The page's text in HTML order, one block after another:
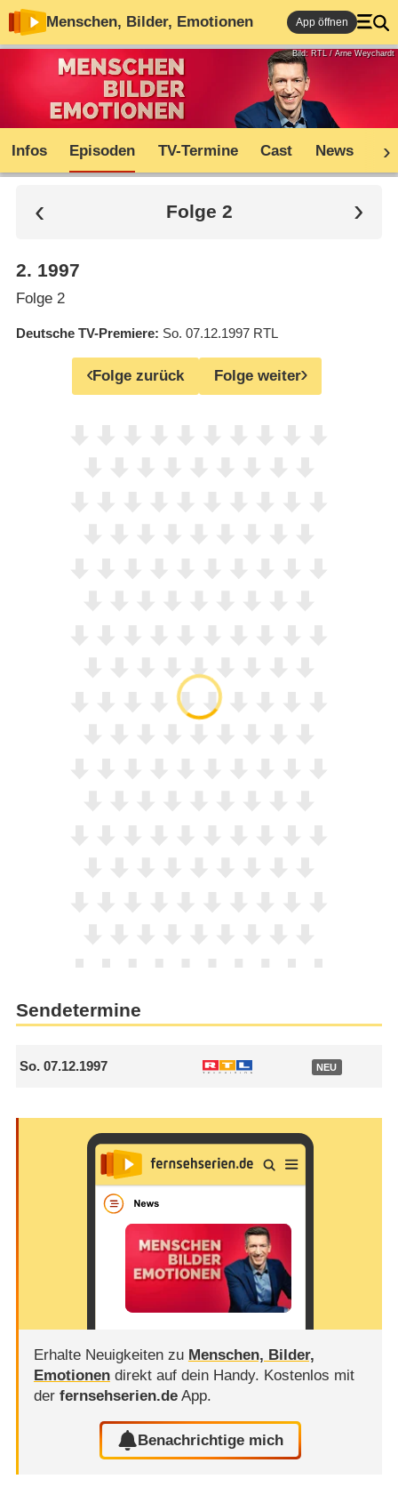
Menschen, Bilder, Emotionen App öffnen
Bild: RTL / Arne Weychardt
Infos Episoden TV-Termine Cast News
Folge 2
2. 1997
Folge 2
Deutsche TV-Premiere So. 07.12.1997 RTL
Folge zurück Folge weiter
Sendetermine
So.07.12.1997 NEU
Erhalte Neuigkeiten zu Menschen, Bilder,
Emotionendirekt auf dein Handy. Kostenlos mit
der fernsehserien.deApp.
Benachrichtige mich